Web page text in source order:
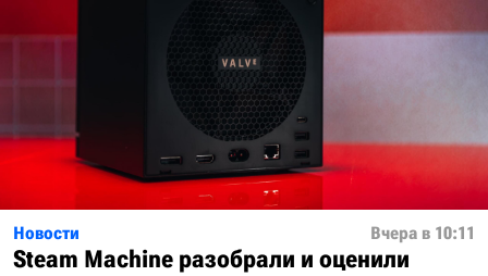
Новости Вчера в 10:11
Steam Machine разобрали и оценили